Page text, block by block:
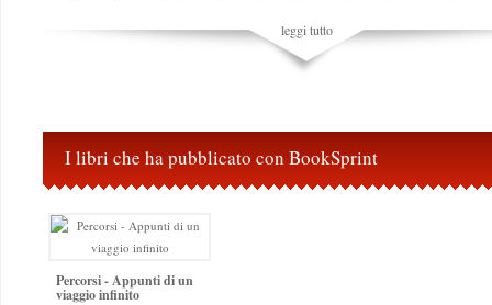
leggi tutto
I libri che ha pubblicato con BookSprint
Percorsi - Appunti di un
viaggio infinito